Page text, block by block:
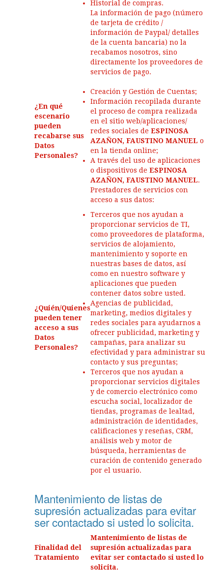
Historial de compras.
La información de pago (número
de tarjeta de crédito /
información de Paypal/ detalles
de la cuenta bancaria) no la
recabamos nosotros, sino
directamente los proveedores de
servicios de pago.
¿En qué
escenario
pueden
recabarse sus
Datos
Personales?
Creación y Gestión de Cuentas;
Información recopilada durante
el proceso de compra realizada
en el sitio web/aplicaciones/
redes sociales de ESPINOSA
AZAÑON, FAUSTINO MANUEL o
en la tienda online;
A través del uso de aplicaciones
o dispositivos de ESPINOSA
AZAÑON, FAUSTINO MANUEL.
¿Quién/Quienes
pueden tener
acceso a sus
Datos
Personales?
Prestadores de servicios con
acceso a sus datos:
Terceros que nos ayudan a
proporcionar servicios de TI,
como proveedores de plataforma,
servicios de alojamiento,
mantenimiento y soporte en
nuestras bases de datos, así
como en nuestro software y
aplicaciones que pueden
contener datos sobre usted.
Agencias de publicidad,
marketing, medios digitales y
redes sociales para ayudarnos a
ofrecer publicidad, marketing y
campañas, para analizar su
efectividad y para administrar su
contacto y sus preguntas;
Terceros que nos ayudan a
proporcionar servicios digitales
y de comercio electrónico como
escucha social, localizador de
tiendas, programas de lealtad,
administración de identidades,
calificaciones y reseñas, CRM,
análisis web y motor de
búsqueda, herramientas de
curación de contenido generado
por el usuario.
Mantenimiento de listas de
supresión actualizadas para evitar
ser contactado si usted lo solicita.
Finalidad del
Tratamiento
Mantenimiento de listas de
supresión actualizadas para
evitar ser contactado si usted lo
solicita.